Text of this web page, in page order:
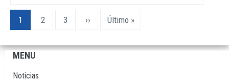
Paginación
Página
actual
1 Page
2 Page
3
Siguiente
››
Última
Último »
Navegación
principal
MENU
Noticias